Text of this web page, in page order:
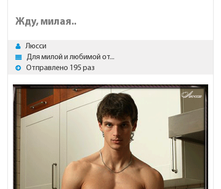
Жду, милая..
Люсси
Для милой и любимой от...
Отправлено 195 раз